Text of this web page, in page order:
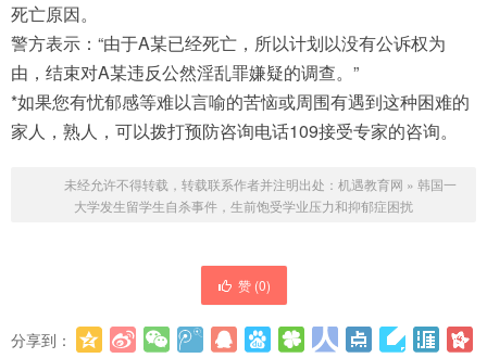
死亡原因。
警方表示：“由于A某已经死亡，所以计划以没有公诉权为
由，结束对A某违反公然淫乱罪嫌疑的调查。”
*如果您有忧郁感等难以言喻的苦恼或周围有遇到这种困难的
家人，熟人，可以拨打预防咨询电话109接受专家的咨询。
未经允许不得转载，转载联系作者并注明出处： 机遇教育网 » 韩国一
大学发生留学生自杀事件，生前饱受学业压力和抑郁症困扰
赞 (0)
分享到：